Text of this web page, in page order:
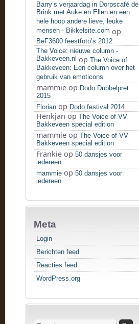
Barry’s verjaardag in Dorpscafé de
Brink met Auke en Ellen en een
hele hoop andere lieve, leuke
mensen - Bikkelsite.com op
BeF3600 feestfoto’s 2012
The Voice: nieuwe column -
Bakkeveen.nl op The Voice of
Bakkeveen: Een column over het
gebruik van emoticons
mammie op Dodo Dubbelpret
2015
Florian op Dodo festival 2014
Henkjan op The Voice of VV
Bakkeveen special edition
mammie op The Voice of VV
Bakkeveen special edition
Frankie op 50 dansjes voor
iedereen
mammie op 50 dansjes voor
iedereen
Meta
Login
Berichten feed
Reacties feed
WordPress.org